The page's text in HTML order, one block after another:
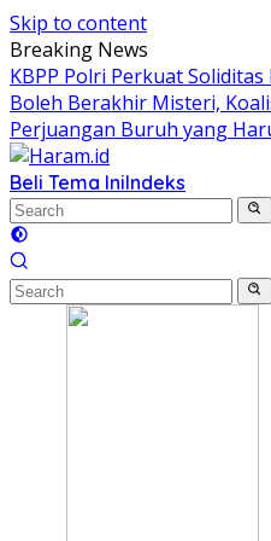
Skip to content
Breaking News
KBPP Polri Perkuat
Boleh Berakhir Misteri,
Perjuangan Buruh yang
Beli Tema IniIndeks